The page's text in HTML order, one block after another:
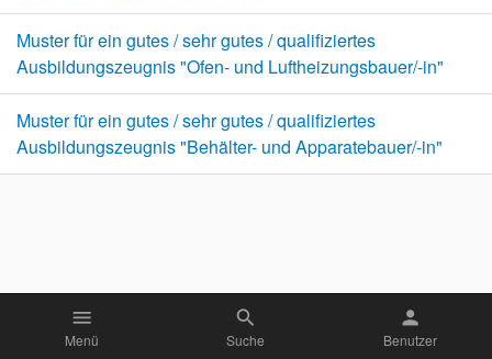
Muster für ein gutes / sehr gutes / qualifiziertes
Ausbildungszeugnis "Ofen- und Luftheizungsbauer/-in"
Muster für ein gutes / sehr gutes / qualifiziertes
Ausbildungszeugnis "Behälter- und Apparatebauer/-in"
menu
Menü
search
Suche
person
Benutzer